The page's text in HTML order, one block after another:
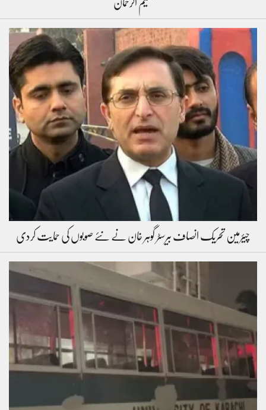
نعیم الرحمان
چیئرمین تحریک انصاف بیرسٹر گوہر خان نے نئے صوبوں کی حمایت کردی